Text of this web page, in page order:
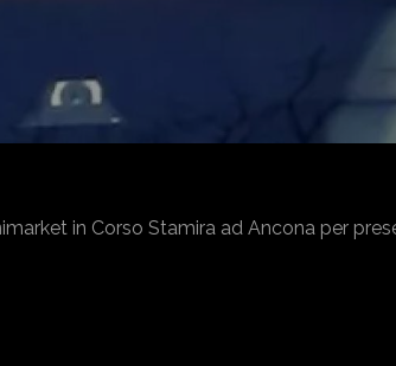
in Corso Stamira ad Ancona per